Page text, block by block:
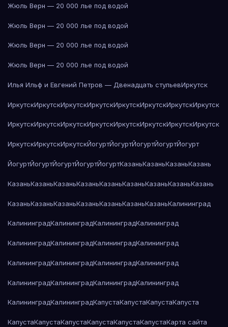
Жюль Верн — 20 000 лье под водой
Жюль Верн — 20 000 лье под водой
Жюль Верн — 20 000 лье под водой
Жюль Верн — 20 000 лье под водой
Илья Ильф и Евгений Петров — Двенадцать стульевИркутск
ИркутскИркутскИркутскИркутскИркутскИркутскИркутскИркутск
ИркутскИркутскИркутскИркутскИркутскИркутскИркутскИркутск
ИркутскИркутскИркутскЙогуртЙогуртЙогуртЙогуртЙогурт
ЙогуртЙогуртЙогуртЙогуртЙогуртКазаньКазаньКазаньКазань
КазаньКазаньКазаньКазаньКазаньКазаньКазаньКазаньКазань
КазаньКазаньКазаньКазаньКазаньКазаньКазаньКалининград
КалининградКалининградКалининградКалининград
КалининградКалининградКалининградКалининград
КалининградКалининградКалининградКалининград
КалининградКалининградКалининградКалининград
КалининградКалининградКапустаКапустаКапустаКапуста
КапустаКапустаКапустаКапустаКапустаКапустаКарта сайта